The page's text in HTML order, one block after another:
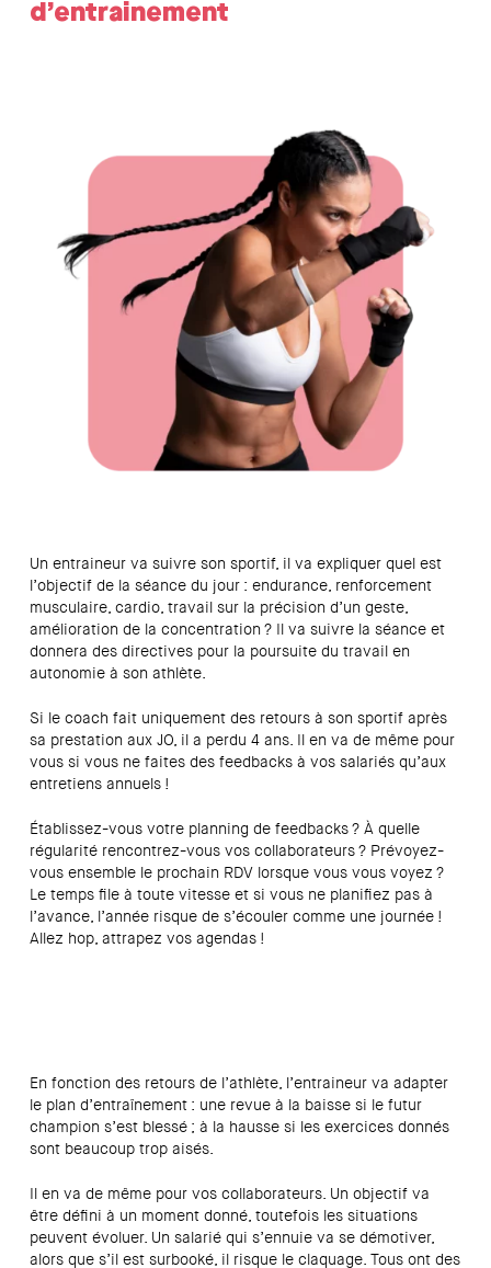
d’entrainement
Un entraineur va suivre son sportif, il va expliquer quel est
l’objectif de la séance du jour : endurance, renforcement
musculaire, cardio, travail sur la précision d’un geste,
amélioration de la concentration ? Il va suivre la séance et
donnera des directives pour la poursuite du travail en
autonomie à son athlète.
Si le coach fait uniquement des retours à son sportif après
sa prestation aux JO, il a perdu 4 ans. Il en va de même pour
vous si vous ne faites des feedbacks à vos salariés qu’aux
entretiens annuels !
Établissez-vous votre planning de feedbacks ? À quelle
régularité rencontrez-vous vos collaborateurs ? Prévoyez-
vous ensemble le prochain RDV lorsque vous vous voyez ?
Le temps file à toute vitesse et si vous ne planifiez pas à
l’avance, l’année risque de s’écouler comme une journée !
Allez hop, attrapez vos agendas !
En fonction des retours de l’athlète, l’entraineur va adapter
le plan d’entraînement : une revue à la baisse si le futur
champion s’est blessé ; à la hausse si les exercices donnés
sont beaucoup trop aisés.
Il en va de même pour vos collaborateurs. Un objectif va
être défini à un moment donné, toutefois les situations
peuvent évoluer. Un salarié qui s’ennuie va se démotiver,
alors que s’il est surbooké, il risque le claquage. Tous ont des